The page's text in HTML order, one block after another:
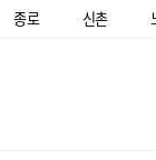
종로 신촌